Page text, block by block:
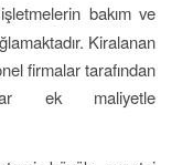
bakım ve
Kiralanan
firmalar tarafından
ek maliyetle